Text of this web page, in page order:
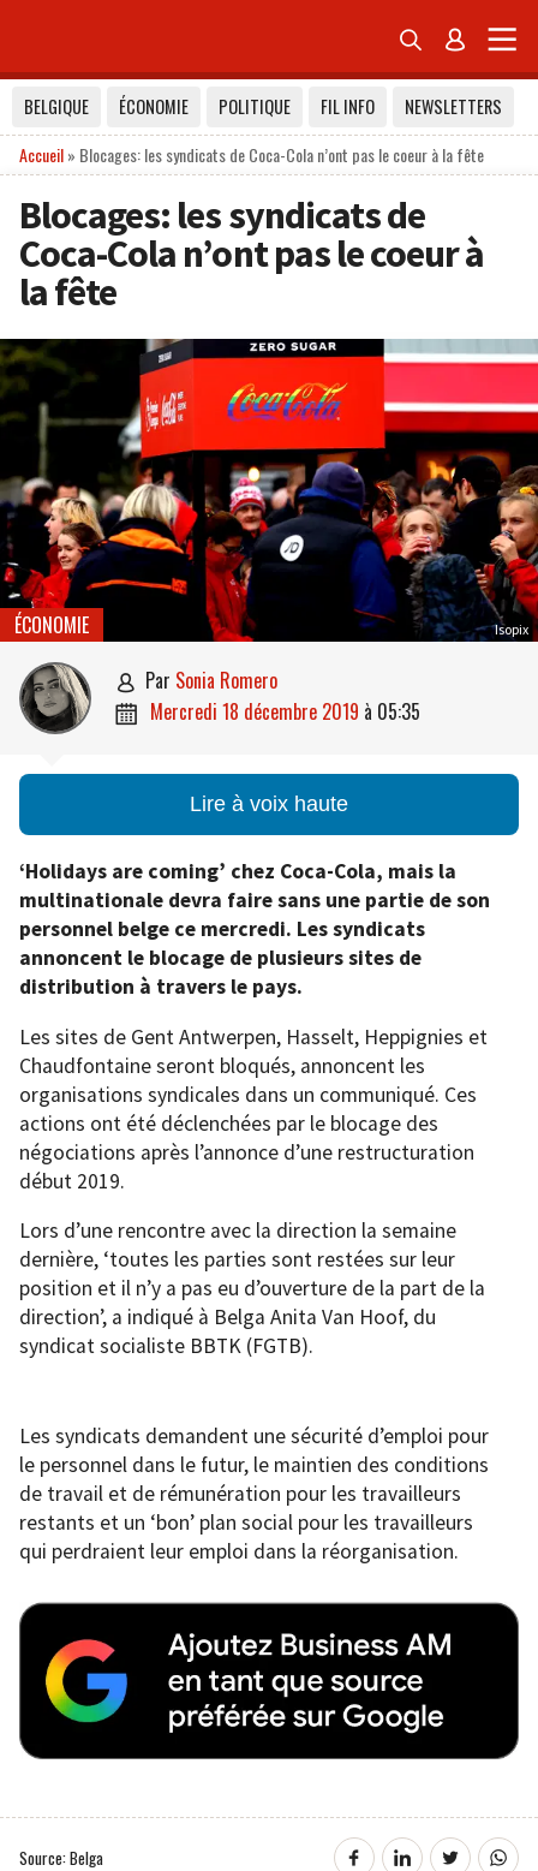
 
BELGIQUE ÉCONOMIE POLITIQUE FIL INFO
NEWSLETTERS
Accueil» Blocages: les syndicats de Coca-Cola n’ont pas le coeur à la fête
Blocages: les syndicats de
Coca-Cola n’ont pas le coeur à
la fête
Isopix
ÉCONOMIE
 par Sonia Romero
 mercredi 18 décembre 2019 à 05:35
Lire à voix haute
‘Holidays are coming’ chez Coca-Cola, mais la
multinationale devra faire sans une partie de son
personnel belge ce mercredi. Les syndicats
annoncent le blocage de plusieurs sites de
distribution à travers le pays.
Les sites de Gent Antwerpen, Hasselt, Heppignies et
Chaudfontaine seront bloqués, annoncent les
organisations syndicales dans un communiqué. Ces
actions ont été déclenchées par le blocage des
négociations après l’annonce d’une restructuration
début 2019.
Lors d’une rencontre avec la direction la semaine
dernière, ‘toutes les parties sont restées sur leur
position et il n’y a pas eu d’ouverture de la part de la
direction’, a indiqué à Belga Anita Van Hoof, du
syndicat socialiste BBTK (FGTB).
Les syndicats demandent une sécurité d’emploi pour
le personnel dans le futur, le maintien des conditions
de travail et de rémunération pour les travailleurs
restants et un ‘bon’ plan social pour les travailleurs
qui perdraient leur emploi dans la réorganisation.
Source: Belga